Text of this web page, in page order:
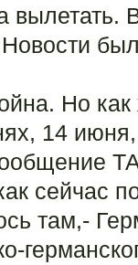
вылетать.
Новости
Но
14
сейчас
там,-